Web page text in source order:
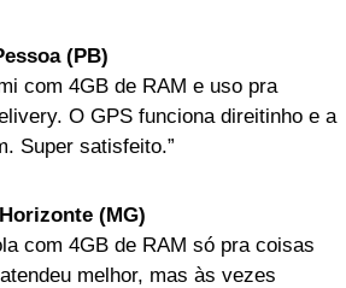
(PB)
com 4GB de RAM e uso pra
O GPS funciona direitinho e a
Super satisfeito.”
(MG)
com 4GB de RAM só pra coisas
melhor, mas às vezes